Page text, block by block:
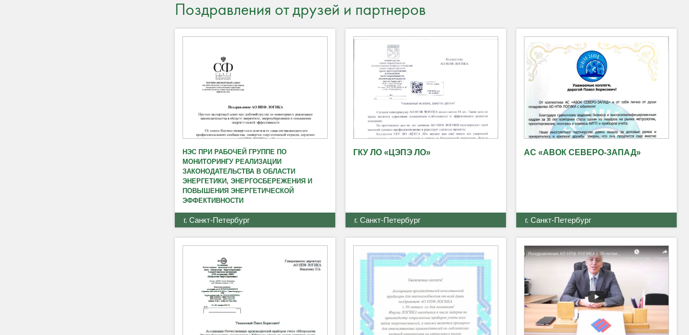
Поздравления от друзей и партнеров
НЭС ПРИ РАБОЧЕЙ ГРУППЕ ПО
МОНИТОРИНГУ РЕАЛИЗАЦИИ
ЗАКОНОДАТЕЛЬСТВА В ОБЛАСТИ
ЭНЕРГЕТИКИ, ЭНЕРГОСБЕРЕЖЕНИЯ И
ПОВЫШЕНИЯ ЭНЕРГЕТИЧЕСКОЙ
ЭФФЕКТИВНОСТИ
г. Санкт-Петербург
ГКУ ЛО «ЦЭПЭ ЛО»
г. Санкт-Петербург
АС «АВОК СЕВЕРО-ЗАПАД»
г. Санкт-Петербург